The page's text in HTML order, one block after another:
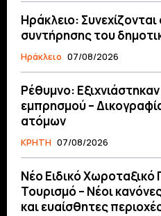
Ηράκλειο: Συνεχίζονται
συντήρησης του
Ηράκλειο 07/08/2026
Ρέθυμνο:
εμπρησμού –
ατόμων
ΚΡΗΤΗ 07/08/2026
Νέο Ειδικό Χωροταξικό
Τουρισμό – Νέοι
και ευαίσθητες